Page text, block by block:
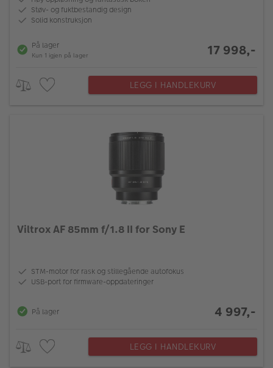
Støv- og fuktbestandig design
Solid konstruksjon
På lager
Kun 1 igjen på lager 17 998,-
LEGG I HANDLEKURV
Viltrox AF 85mm f/1.8 II for Sony E
STM-motor for rask og stillegående autofokus
USB-port for firmware-oppdateringer
På lager 4 997,-
LEGG I HANDLEKURV